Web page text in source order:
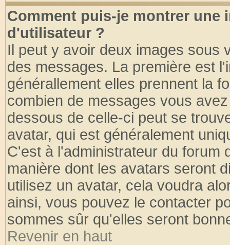
Comment puis-je montrer une
d'utilisateur ?
Il peut y avoir deux images sous
des messages. La première est
générallement elles prennent la
combien de messages vous
dessous de celle-ci peut se
avatar, qui est généralement
C'est à l'administrateur du forum
manière dont les avatars seront
utilisez un avatar, cela voudra
ainsi, vous pouvez le contacter
sommes sûr qu'elles seront
Revenir en haut